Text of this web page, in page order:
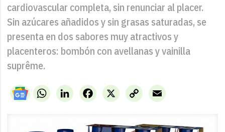
cardiovascular completa, sin renunciar al placer.
Sin azúcares añadidos y sin grasas saturadas, se
presenta en dos sabores muy atractivos y
placenteros: bombón con avellanas y vainilla
suprême.
WhatsAppLinkedIn X
Facebook
Copy
Link
Email